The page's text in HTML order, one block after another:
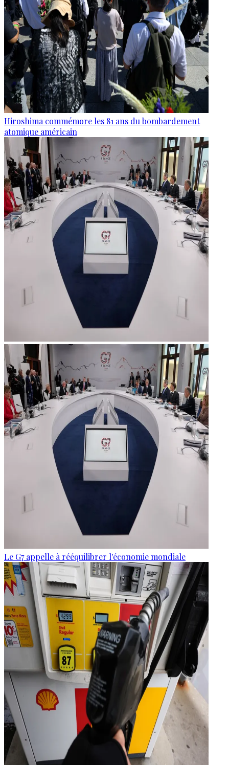
Hiroshima commémore les 81 ans du bombardement
atomique américain
Le G7 appelle à rééquilibrer l'économie mondiale